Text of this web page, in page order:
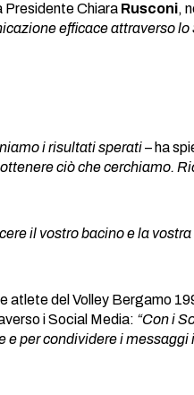
Presidente Chiara Rusconi,
efficace attraverso
i risultati sperati– ha
ciò che cerchiamo.
il vostro bacino e la
atlete del Volley Bergamo
i Social Media: “Con i
per condividere i